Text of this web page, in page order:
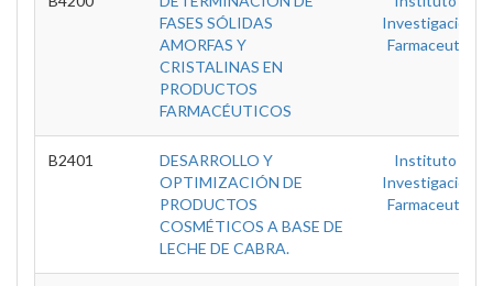
FASES SÓLIDAS
AMORFAS Y
CRISTALINAS EN
PRODUCTOS
FARMACÉUTICOS
Investigaciones
Farmaceuticas
B2401
DESARROLLO Y
OPTIMIZACIÓN DE
PRODUCTOS
COSMÉTICOS A BASE DE
LECHE DE CABRA.
Instituto De
Investigaciones
Farmaceuticas